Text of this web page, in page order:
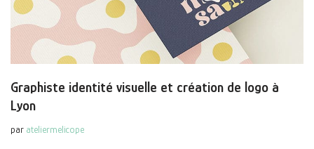
Graphiste identité visuelle et création de logo à
Lyon
par ateliermelicope